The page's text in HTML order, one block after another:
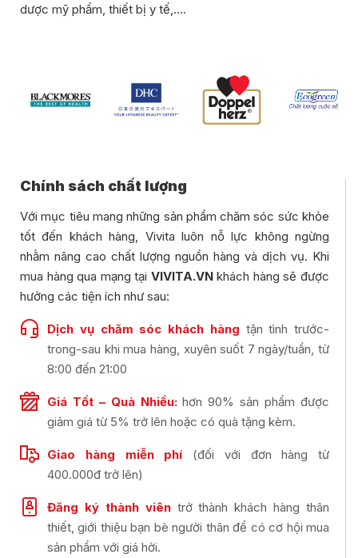
dược mỹ phẩm thiết bị y tế ,….
Chính sách chất lượng
Với mục tiêu mang những sản phẩm chăm sóc sức khỏe
tốt đến khách hàng, Vivita luôn nỗ lực không ngừng
nhằm nâng cao chất lượng nguồn hàng và dịch vụ. Khi
mua hàng qua mạng tại VIVITA.VNkhách hàng sẽ được
hưởng các tiện ích như sau:
Dịch vụ chăm sóc khách hàng tận tình trước-
trong-sau khi mua hàng, xuyên suốt 7 ngày/tuần, từ
8:00 đến 21:00
Giá Tốt – Quà Nhiều:hơn 90% sản phẩm được
giảm giá từ 5% trở lên hoặc có quà tặng kèm.
Giao hàng miễn phí (đối với đơn hàng từ
400.000đ trở lên)
Đăng ký thành viêntrở thành khách hàng thân
thiết, giới thiệu bạn bè người thân để có cơ hội mua
sản phẩm với giá hời.